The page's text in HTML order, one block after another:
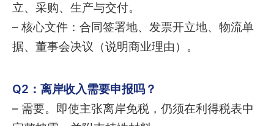
立、采购、生产与交付。
– 核心文件：合同签署地、发票开立地、物流单
据、董事会决议（说明商业理由）。
Q2：离岸收入需要申报吗？
– 需要。即使主张离岸免税，仍须在利得税表中